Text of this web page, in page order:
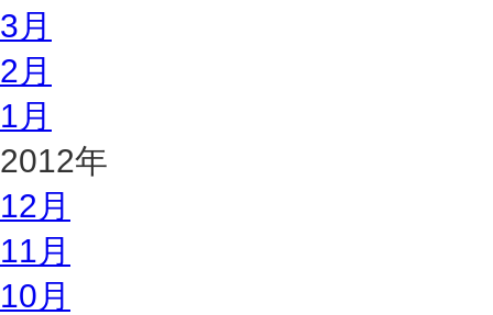
3月
2月
1月
2012年
12月
11月
10月